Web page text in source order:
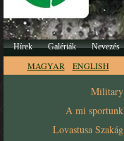
Hírek Galériák Nevezés
MAGYAR ENGLISH
Military
A mi sportunk
Lovastusa Szakág